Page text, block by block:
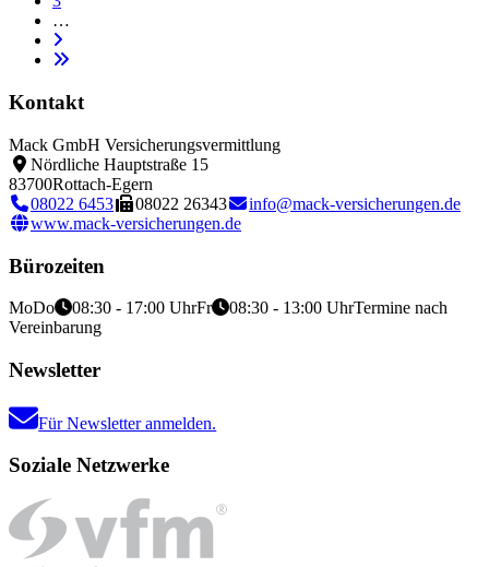
…
Kontakt
Mack GmbH Versicherungsvermittlung
Nördliche Hauptstraße 15
83700Rottach-Egern
08022 6453
08022 26343
info@mack-versicherungen.de
www.mack-versicherungen.de
Bürozeiten
MoDo 08:30 - 17:00 UhrFr 08:30 - 13:00 UhrTermine nach
Vereinbarung
Newsletter
Für Newsletter anmelden.
Soziale Netzwerke